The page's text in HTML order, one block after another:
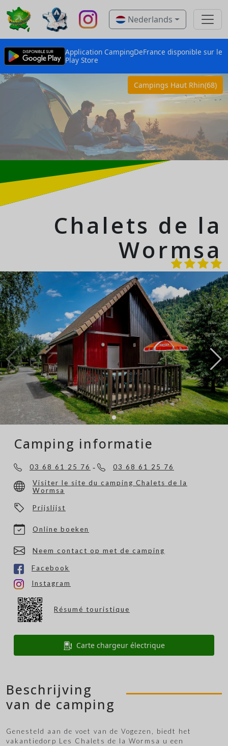
Nederlands
Application CampingDeFrance disponible sur le
Play Store
Campings Haut Rhin(68)
Chalets de la
Wormsa
Camping informatie
03 68 61 25 76 -
03 68 61 25 76
Visiter le site du camping Chalets de la
Wormsa
Prijslijst
Online boeken
Neem contact op met de camping
Facebook
Instagram
Résumé touristique
Carte chargeur électrique
Beschrijving
van de camping
Genesteld aan de voet van de Vogezen, biedt het
vakantiedorp Les Chalets de la Wormsa u een